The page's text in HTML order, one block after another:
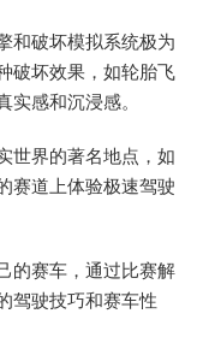
和破坏模拟系统极为
破坏效果，如轮胎飞
感和沉浸感。
世界的著名地点，如
赛道上体验极速驾驶
的赛车，通过比赛解
驾驶技巧和赛车性